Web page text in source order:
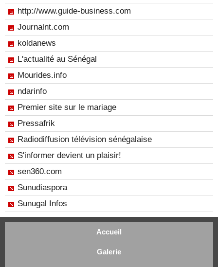
http://www.guide-business.com
Journalnt.com
koldanews
L'actualité au Sénégal
Mourides.info
ndarinfo
Premier site sur le mariage
Pressafrik
Radiodiffusion télévision sénégalaise
S'informer devient un plaisir!
sen360.com
Sunudiaspora
Sunugal Infos
Accueil
Galerie